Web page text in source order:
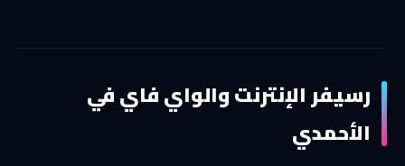
رسيفر الإنترنت والواي فاي في
الأحمدي